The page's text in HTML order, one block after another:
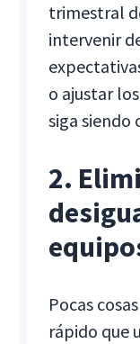
trimestral
intervenir
o ajustar
siga siendo
2.
Pocas
rápido que